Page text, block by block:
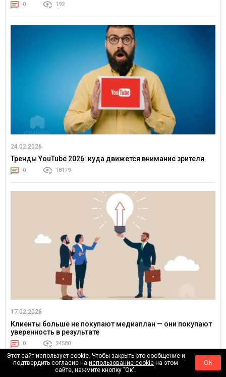
0 192
24.02.2026
Тренды YouTube 2026: куда движется внимание зрителя
0 18179
17.02.2026
Клиенты больше не покупают медиаплан — они покупают
уверенность в результате
0 24580
Этот сайт использует cookie. Чтобы закрыть это сообщение и
подтвердить согласие наиспользование cookie на этом
сайте, нажмите кнопку "Ок".
ОК